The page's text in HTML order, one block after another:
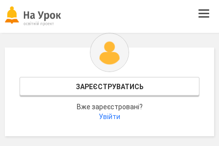
ЗАРЕЄСТРУВАТИСЬ
Вже зареєстровані?
Увійти